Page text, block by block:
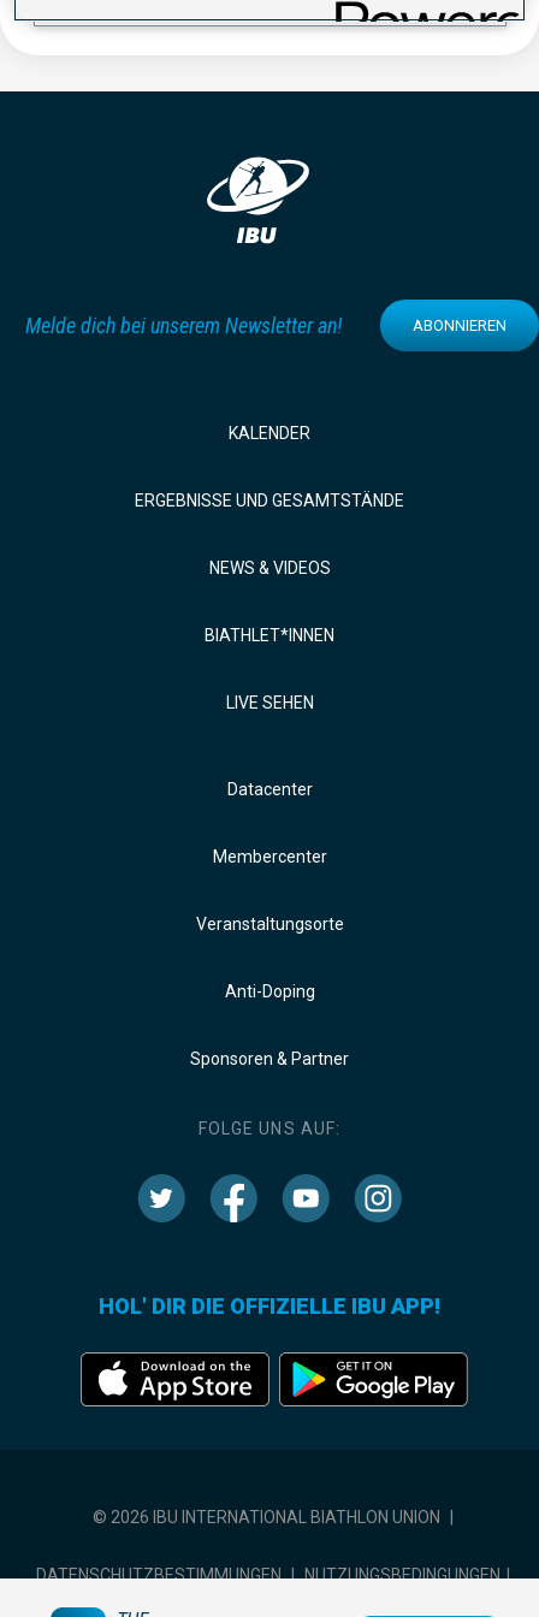
Melde dich bei unserem Newsletter an! ABONNIEREN
KALENDER
ERGEBNISSE UND GESAMTSTÄNDE
NEWS & VIDEOS
BIATHLET*INNEN
LIVE SEHEN
Datacenter
Membercenter
Veranstaltungsorte
Anti-Doping
Sponsoren & Partner
FOLGE UNS AUF:
HOL' DIR DIE OFFIZIELLE IBU APP!
© 2026 IBU INTERNATIONAL BIATHLON UNION
DATENSCHUTZBESTIMMUNGEN | NUTZUNGSBEDINGUNGEN |